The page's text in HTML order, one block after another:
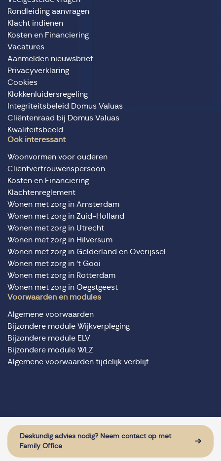
Deskundig advies nodig? Neem contact op met
Family Office
Rondleiding aanvragen
Klacht indienen
Kosten en Financiering
Vacatures
Aanmelden nieuwsbrief
Privacyverklaring
Cookies
Klokkenluidersregeling
Integriteitsbeleid Domus Valuas
Cliëntenraad bij Domus Valuas
Kwaliteitsbeeld
Ook interessant
Woonvormen voor ouderen
Cliëntvertrouwenspersoon
Kosten en Financiering
Klachtenreglement
Wonen met zorg in Amsterdam
Wonen met zorg in Zuid-Holland
Wonen met zorg in Utrecht
Wonen met zorg in Hilversum
Wonen met zorg in Gelderland en Overijssel
Wonen met zorg in ‘t Gooi
Wonen met zorg in Rotterdam
Wonen met zorg in Oegstgeest
Voorwaarden en modules
Algemene voorwaarden
Bijzondere module Wijkverpleging
Bijzondere module ELV
Bijzondere module WLZ
Algemene voorwaarden tijdelijk verblijf
Website door: Sturdy Digital